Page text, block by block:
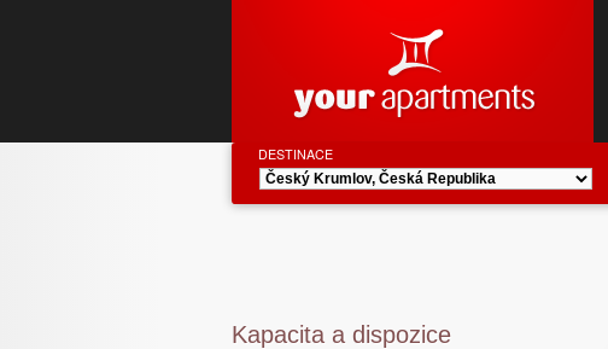
DESTINACE
Kapacita a dispozice